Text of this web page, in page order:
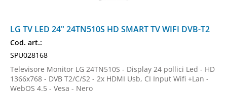
LG TV LED 24" 24TN510S HD SMART TV WIFI DVB-T2
Cod. art.:
SPU028168
Televisore Monitor LG 24TN510S - Display 24 pollici Led - HD
1366x768 - DVB T2/C/S2 - 2x HDMI Usb, CI Input Wifi +Lan -
WebOS 4.5 - Vesa - Nero